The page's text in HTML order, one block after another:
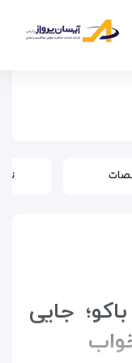
باکو
جایی